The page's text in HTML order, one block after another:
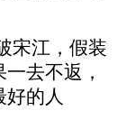
宋江，假装
去不返，
的人